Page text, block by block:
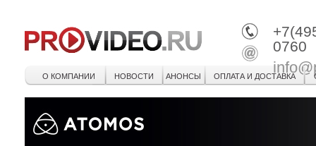
0760
О КОМПАНИИ НОВОСТИ АНОНСЫ ОПЛАТА И ДОСТАВКА